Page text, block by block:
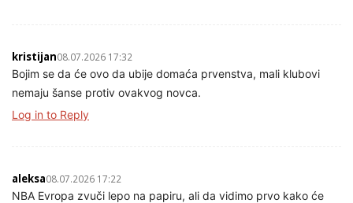
kristijan08.07.2026 17:32
Bojim se da će ovo da ubije domaća prvenstva, mali klubovi
nemaju šanse protiv ovakvog novca.
Log in to Reply
aleksa08.07.2026 17:22
NBA Evropa zvuči lepo na papiru, ali da vidimo prvo kako će